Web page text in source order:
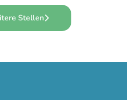
Stellen